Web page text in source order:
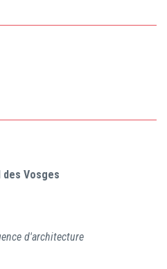
Vosges
d'architecture